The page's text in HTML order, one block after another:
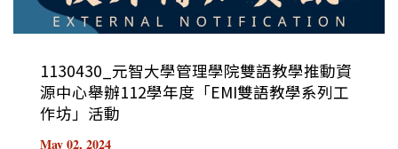
1130430_元智大學管理學院雙語教學推動資
源中心舉辦112學年度「EMI雙語教學系列工
作坊」活動
May 02, 2024